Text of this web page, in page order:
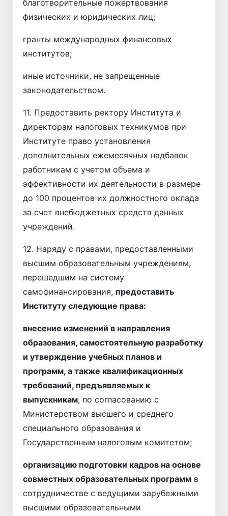
благотворительные пожертвования
физических и юридических лиц;
гранты международных финансовых
институтов;
иные источники, не запрещенные
законодательством.
11. Предоставить ректору Института и
директорам налоговых техникумов при
Институте право установления
дополнительных ежемесячных надбавок
работникам с учетом объема и
эффективности их деятельности в размере
до 100 процентов их должностного оклада
за счет внебюджетных средств данных
учреждений.
12. Наряду с правами, предоставленными
высшим образовательным учреждениям,
перешедшим на систему
самофинансирования, предоставить
Институту следующие права:
внесение изменений в направления
образования, самостоятельную разработку
и утверждение учебных планов и
программ, а также квалификационных
требований, предъявляемых к
выпускникам, по согласованию с
Министерством высшего и среднего
специального образования и
Государственным налоговым комитетом;
организацию подготовки кадров на основе
совместных образовательных программ в
сотрудничестве с ведущими зарубежными
высшими образовательными